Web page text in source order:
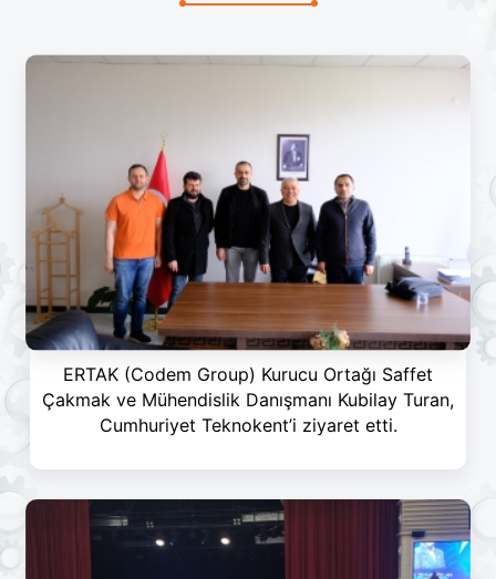
ERTAK (Codem Group) Kurucu Ortağı Saffet
Çakmak ve Mühendislik Danışmanı Kubilay Turan,
Cumhuriyet Teknokent’i ziyaret etti.